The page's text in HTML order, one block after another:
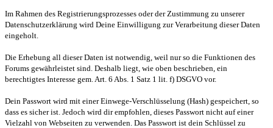
Im Rahmen des Registrierungsprozesses oder der Zustimmung zu unserer
Datenschutzerklärung wird Deine Einwilligung zur Verarbeitung dieser Daten
eingeholt.
Die Erhebung all dieser Daten ist notwendig, weil nur so die Funktionen des
Forums gewährleistet sind. Deshalb liegt, wie oben beschrieben, ein
berechtigtes Interesse gem. Art. 6 Abs. 1 Satz 1 lit. f) DSGVO vor.
Dein Passwort wird mit einer Einwege-Verschlüsselung (Hash) gespeichert, so
dass es sicher ist. Jedoch wird dir empfohlen, dieses Passwort nicht auf einer
Vielzahl von Webseiten zu verwenden. Das Passwort ist dein Schlüssel zu